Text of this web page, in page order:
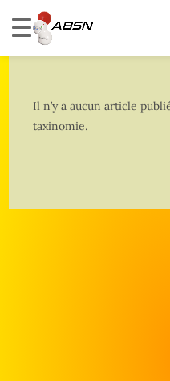
Il n’y a aucun article
taxinomie.